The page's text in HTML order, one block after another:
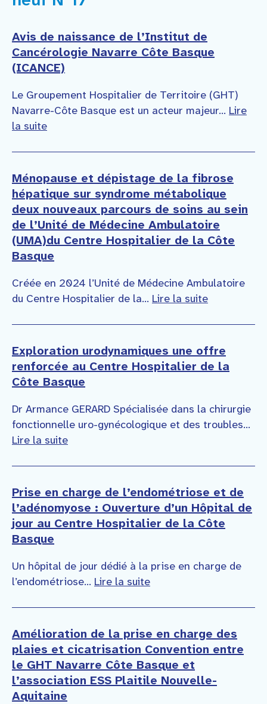
Avis de naissance de l’Institut de
Cancérologie Navarre Côte Basque
(ICANCE)
Le Groupement Hospitalier de Territoire (GHT)
Navarre-Côte Basque est un acteur majeur... Lire
la suite
Ménopause et dépistage de la fibrose
hépatique sur syndrome métabolique
deux nouveaux parcours de soins au sein
de l’Unité de Médecine Ambulatoire
(UMA)du Centre Hospitalier de la Côte
Basque
Créée en 2024 l’Unité de Médecine Ambulatoire
du Centre Hospitalier de la... Lire la suite
Exploration urodynamiques une offre
renforcée au Centre Hospitalier de la
Côte Basque
Dr Armance GERARD Spécialisée dans la chirurgie
fonctionnelle uro-gynécologique et des troubles...
Lire la suite
Prise en charge de l’endométriose et de
l’adénomyose : Ouverture d’un Hôpital de
jour au Centre Hospitalier de la Côte
Basque
Un hôpital de jour dédié à la prise en charge de
l’endométriose... Lire la suite
Amélioration de la prise en charge des
plaies et cicatrisation Convention entre
le GHT Navarre Côte Basque et
l’association ESS Plaitile Nouvelle-
Aquitaine